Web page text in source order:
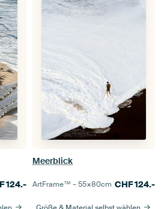
124.-
Meerblick
ArtFrame™ –55×80cm CHF124.-